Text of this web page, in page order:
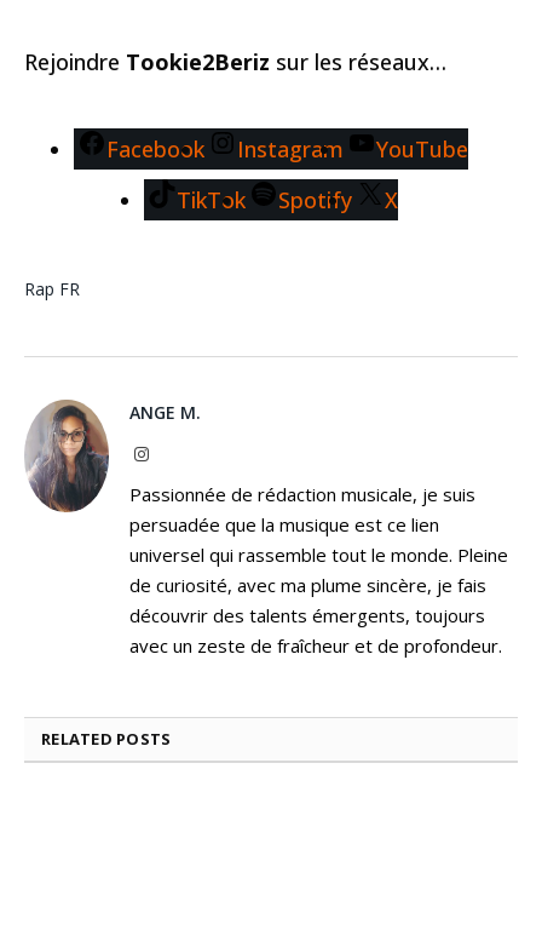
Rejoindre Tookie2Beriz sur les réseaux…
Facebook Instagram
YouTube
TikTok
Spotify X
Rap FR
ANGE M.
Instagram
Passionnée de rédaction musicale, je suis
persuadée que la musique est ce lien
universel qui rassemble tout le monde. Pleine
de curiosité, avec ma plume sincère, je fais
découvrir des talents émergents, toujours
avec un zeste de fraîcheur et de profondeur.
RELATED POSTS